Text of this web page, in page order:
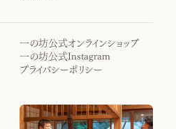
一の坊公式オンラインショップ
一の坊公式Instagram
プライバシーポリシー